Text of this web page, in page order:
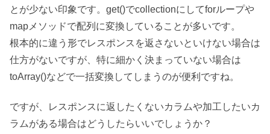
とが少ない印象です。get()でcollectionにしてforループや
mapメソッドで配列に変換していることが多いです。
根本的に違う形でレスポンスを返さないといけない場合は
仕方がないですが、特に細かく決まっていない場合は
toArray()などで一括変換してしまうのが便利ですね。
ですが、レスポンスに返したくないカラムや加工したいカ
ラムがある場合はどうしたらいいでしょうか？